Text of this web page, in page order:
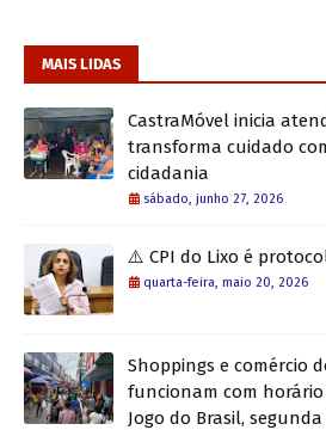
MAIS LIDAS
CastraMóvel inicia
transforma cuidado
cidadania
sábado, junho 27, 2026
⚠️ CPI do Lixo é
quarta-feira, maio 20, 2026
Shoppings e comércio
funcionam com
Jogo do Brasil, segunda